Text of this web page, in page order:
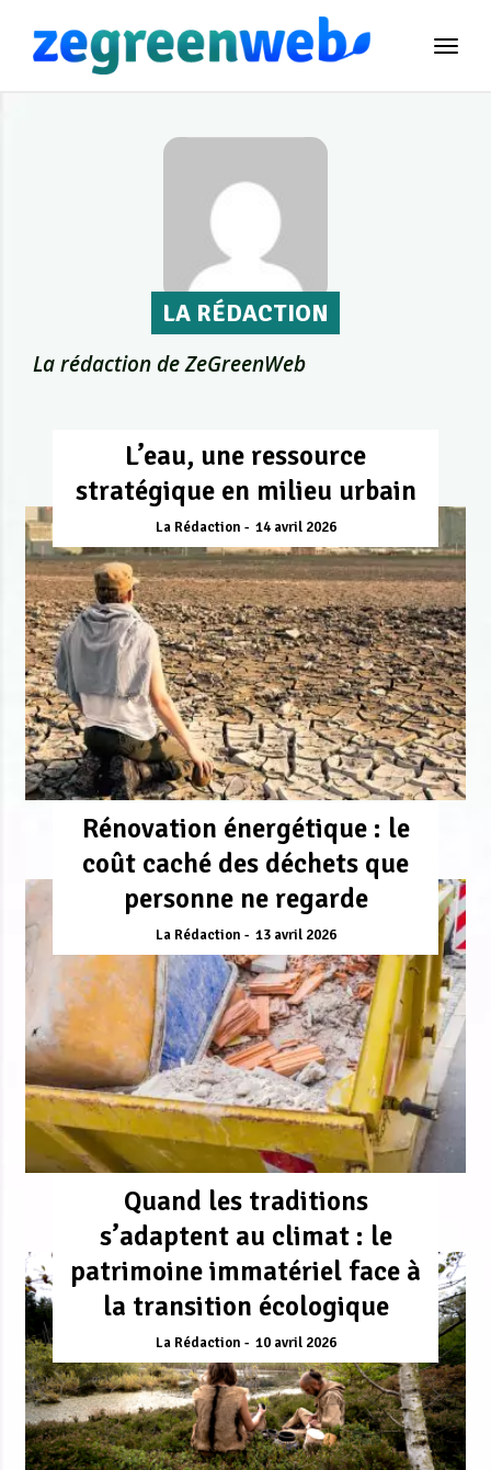
LA RÉDACTION
La rédaction de ZeGreenWeb
L’eau, une ressource
stratégique en milieu urbain
La Rédaction 14 avril 2026
Rénovation énergétique : le
coût caché des déchets que
personne ne regarde
La Rédaction 13 avril 2026
Quand les traditions
s’adaptent au climat : le
patrimoine immatériel face à
la transition écologique
La Rédaction 10 avril 2026